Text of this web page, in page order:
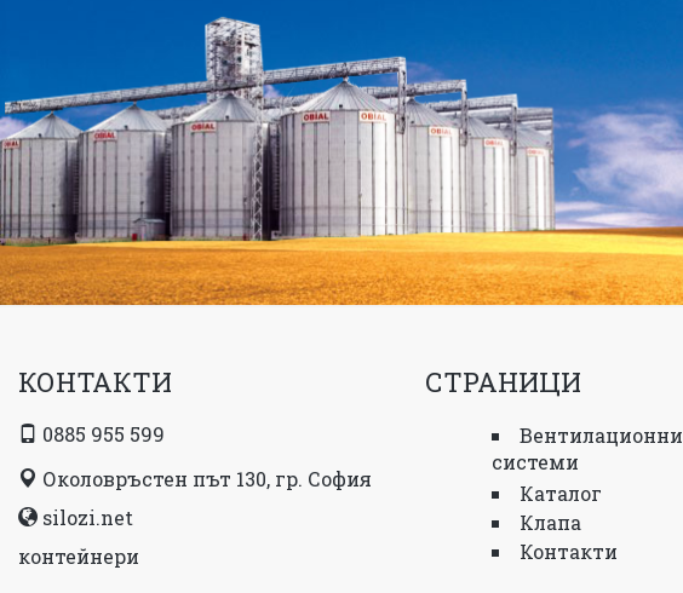
КОНТАКТИ
0885 955 599
Околовръстен път 130, гр. София
silozi.net
контейнери
СТРАНИЦИ
Вентилационни
системи
Каталог
Клапа
Контакти